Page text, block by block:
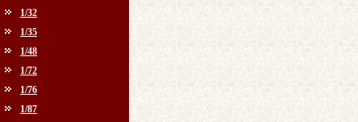
1/32
1/35
1/48
1/72
1/76
1/87